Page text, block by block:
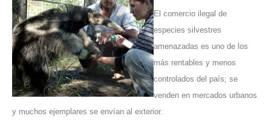
El comercio ilegal de
especies silvestres
amenazadas es uno de los
más rentables y menos
controlados del país; se
venden en mercados urbanos
y muchos ejemplares se envían al exterior.